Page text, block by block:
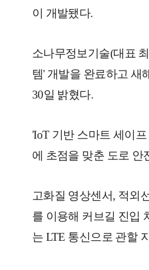
이 개발됐다.
소나무정보기술(대표
템' 개발을 완료하고 새
30일 밝혔다.
'IoT 기반 스마트 세이
에 초점을 맞춘 도로 안
고화질 영상센서, 적외
를 이용해 커브길 진입
는 LTE 통신으로 관할